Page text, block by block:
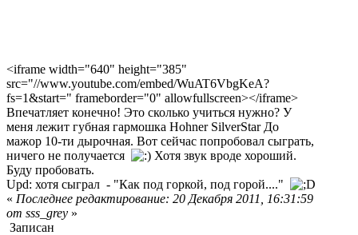
<iframe width="640" height="385"
src="//www.youtube.com/embed/WuAT6VbgKeA?
fs=1&start=" frameborder="0" allowfullscreen></iframe>
Впечатляет конечно! Это сколько учиться нужно? У
меня лежит губная гармошка Hohner SilverStar До
мажор 10-ти дырочная. Вот сейчас попробовал сыграть,
ничего не получается
Хотя звук вроде хороший.
Буду пробовать.
Upd: хотя сыграл - "Как под горкой, под горой...."
« Последнее редактирование: 20 Декабря 2011, 16:31:59
от sss_grey »
Записан